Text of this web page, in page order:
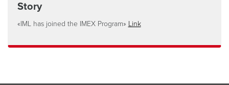
Story
«IML has joined the IMEX Program» Link